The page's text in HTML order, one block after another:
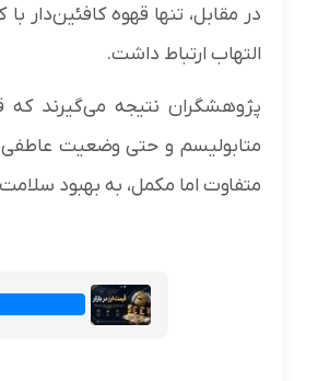
در مقابل، تنها قهوه
التهاب ارتباط داشت.
پژوهشگران نتیجه می‌گیرند که
متابولیسم و حتی وضعیت عاطفی
متفاوت اما مکمل، به بهبود